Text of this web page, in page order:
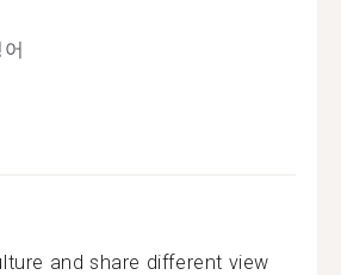
and share different view